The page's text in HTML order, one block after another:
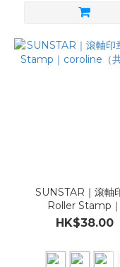
SUNSTAR｜滾軸
Roller Stamp｜
coroline（共8款）
HK$38.00